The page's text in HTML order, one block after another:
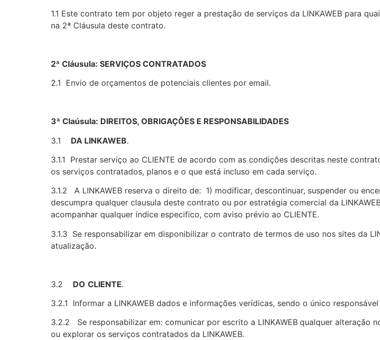
1.1 Este contrato tem por objeto reger a prestação de serviços da LINKAWEB para
na 2ª Cláusula deste contrato.
2ª Cláusula: SERVIÇOS CONTRATADOS
2.1 Envio de orçamentos de potenciais clientes por email.
3ª Claúsula: DIREITOS, OBRIGAÇÕES E RESPONSABILIDADES
3.1 DA LINKAWEB.
3.1.1 Prestar serviço ao CLIENTE de acordo com as condições descritas neste
os serviços contratados, planos e o que está incluso em cada serviço.
3.1.2
A LINKAWEB reserva o direito de: 1) modificar, descontinuar, suspender ou
descumpra qualquer clausula deste contrato ou por estratégia comercial da
acompanhar qualquer índice especifico, com aviso prévio ao CLIENTE.
3.1.3 Se responsabilizar em disponibilizar o contrato de termos de uso nos sites da
atualização.
3.2 DO CLIENTE.
3.2.1 Informar a LINKAWEB dados e informações verídicas, sendo o único
3.2.2 Se responsabilizar em: comunicar por escrito a LINKAWEB qualquer alteração
ou explorar os serviços contratados da LINKAWEB.